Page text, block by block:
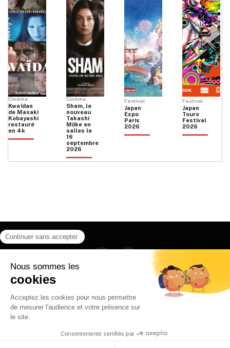
Cinéma
Kwaïdan
de Masaki
Kobayashi
restauré
en 4k
Cinéma
Sham, le
nouveau
Takashi
Miike en
salles le
16
septembre
2026
Festival
Japan
Expo
Paris
2026
Festival
Japan
Tours
Festival
2026
Instagram
CONTACT
POLITIQUE DE CONFIDENTIALITÉ
© 2026 Ilyfunet communication